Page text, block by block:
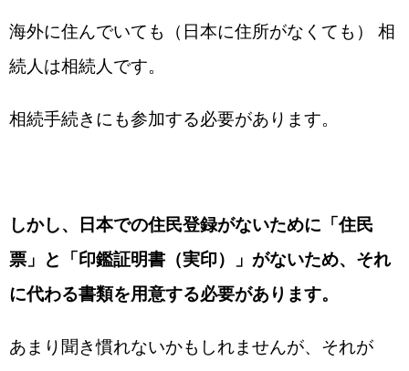
海外に住んでいても（日本に住所がなくても） 相
続人は相続人です。
相続手続きにも参加する必要があります。
しかし、日本での住民登録がないために「住民
票」と「印鑑証明書（実印）」がないため、それ
に代わる書類を用意する必要があります。
あまり聞き慣れないかもしれませんが、それが